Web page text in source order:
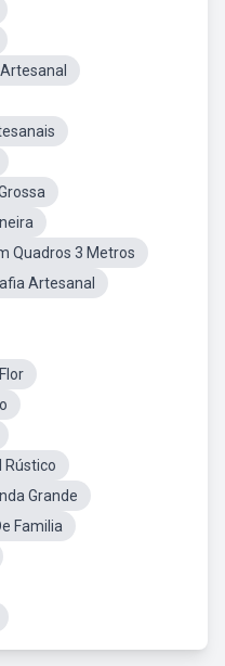
Quadros 3 Metros
Artesanal
Rústico
Grande
Familia